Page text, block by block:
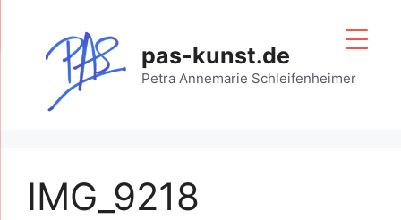
springen
pas-kunst.de
Petra Annemarie Schleifenheimer
IMG_9218